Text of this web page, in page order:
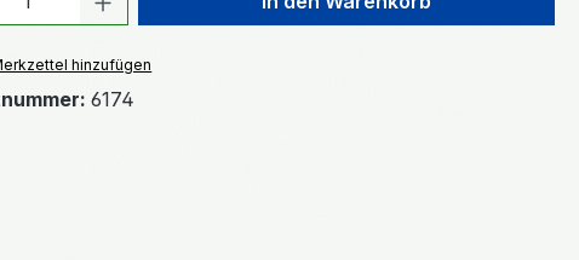
hinzufügen
6174